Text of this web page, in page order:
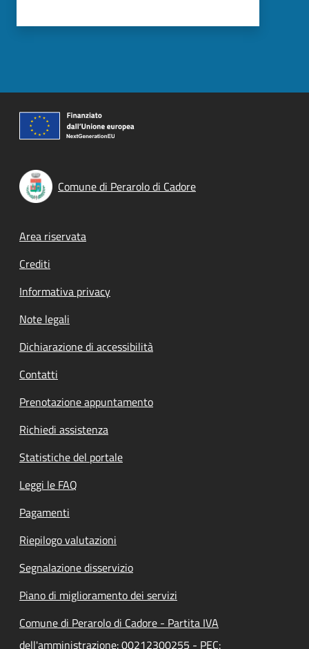
Comune di Perarolo di Cadore
Footer menu
Area riservata
Crediti
Informativa privacy
Note legali
Dichiarazione di accessibilità
Contatti
Prenotazione appuntamento
Richiedi assistenza
Statistiche del portale
Leggi le FAQ
Pagamenti
Riepilogo valutazioni
Segnalazione disservizio
Piano di miglioramento dei servizi
Comune di Perarolo di Cadore - Partita IVA
dell'amministrazione: 00212300255 - PEC: